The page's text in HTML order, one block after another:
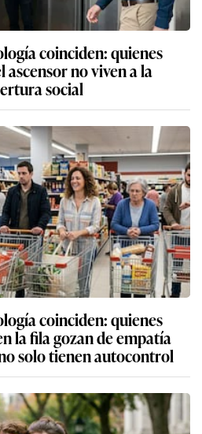
coinciden: quienes
ascensor no viven a la
social
coinciden: quienes
la fila gozan de empatía
solo tienen autocontrol